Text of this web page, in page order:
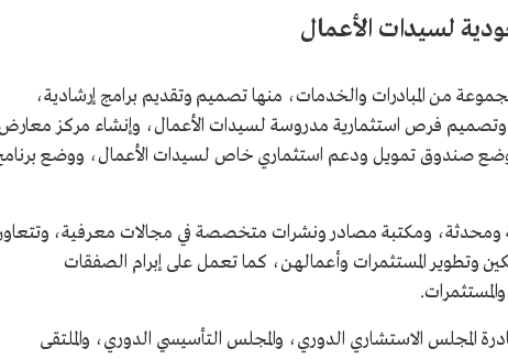
لسيدات الأعمال
من المبادرات والخدمات، منها تصميم وتقديم برامج إرشادية،
وتصميم فرص استثمارية مدروسة لسيدات الأعمال، وإنشاء مركز
صندوق تمويل ودعم استثماري خاص لسيدات الأعمال، ووضع
ومحدثة، ومكتبة مصادر ونشرات متخصصة في مجالات معرفية،
وتطوير المستثمرات وأعمالهن، كما تعمل على إبرام الصفقات
المجلس الاستشاري الدوري، والمجلس التأسيسي الدوري، والملتقى